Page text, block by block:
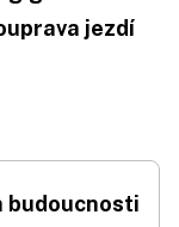
jezdí
budoucnosti